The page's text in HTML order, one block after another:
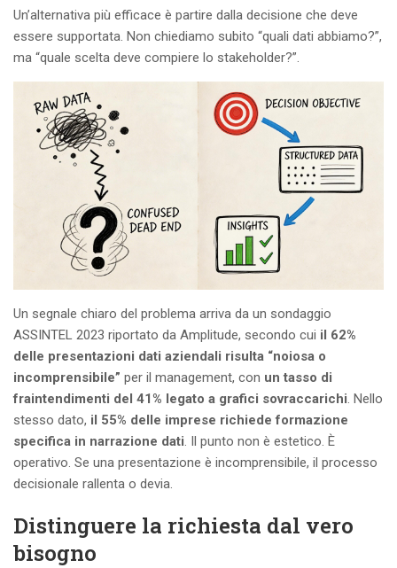
Un’alternativa più efficace è partire dalla decisione che deve
essere supportata. Non chiediamo subito “quali dati abbiamo?”,
ma “quale scelta deve compiere lo stakeholder?”.
Un segnale chiaro del problema arriva da un sondaggio
ASSINTEL 2023 riportato da Amplitude, secondo cui il 62%
delle presentazioni dati aziendali risulta “noiosa o
incomprensibile” per il management, con un tasso di
fraintendimenti del 41% legato a grafici sovraccarichi. Nello
stesso dato, il 55% delle imprese richiede formazione
specifica in narrazione dati. Il punto non è estetico. È
operativo. Se una presentazione è incomprensibile, il processo
decisionale rallenta o devia.
Distinguere la richiesta dal vero
bisogno